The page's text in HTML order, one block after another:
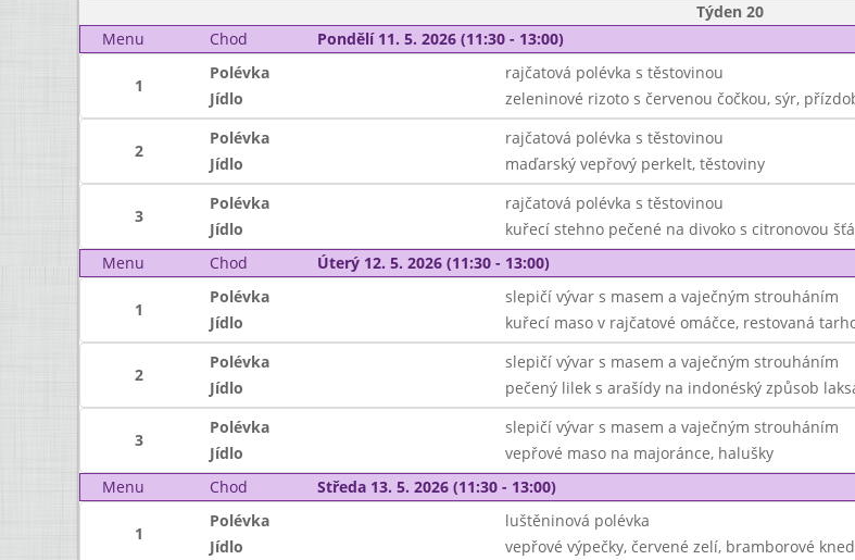
Týden 20
Menu
Chod Pondělí 11. 5. 2026 (11:30 - 13:00)
1
Polévka rajčatová polévka s těstovinou
Jídlo
zeleninové rizoto s červenou čočkou, sýr,
2
Polévka rajčatová polévka s těstovinou
Jídlo
maďarský vepřový perkelt, těstoviny
3
Polévka rajčatová polévka s těstovinou
Jídlo
kuřecí stehno pečené na divoko s citronovou
Menu
Chod Úterý 12. 5. 2026 (11:30 - 13:00)
1
Polévka slepičí vývar s masem a vaječným strouháním
Jídlo
kuřecí maso v rajčatové omáčce, restovaná
2
Polévka slepičí vývar s masem a vaječným strouháním
Jídlo
pečený lilek s arašídy na indonéský způsob
3
Polévka slepičí vývar s masem a vaječným strouháním
Jídlo
vepřové maso na majoránce, halušky
Menu
Chod Středa 13. 5. 2026 (11:30 - 13:00)
1
Polévka
luštěninová polévka
Jídlo
vepřové výpečky, červené zelí, bramborové